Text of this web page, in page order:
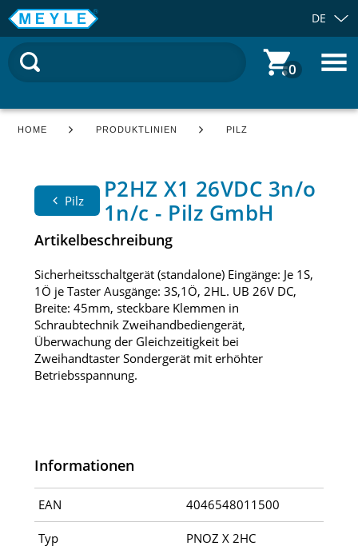
DE
0
HOME PRODUKTLINIEN PILZ
Pilz
P2HZ X1 26VDC 3n/o
1n/c - Pilz GmbH
Artikelbeschreibung
Sicherheitsschaltgerät (standalone) Eingänge: Je 1S,
1Ö je Taster Ausgänge: 3S,1Ö, 2HL. UB 26V DC,
Breite: 45mm, steckbare Klemmen in
Schraubtechnik Zweihandbediengerät,
Überwachung der Gleichzeitigkeit bei
Zweihandtaster Sondergerät mit erhöhter
Betriebsspannung.
Informationen
EAN 4046548011500
Typ PNOZ X 2HC